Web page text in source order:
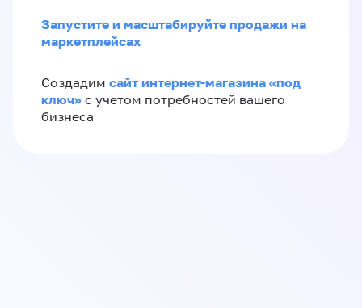
Запустите и масштабируйте продажи на
маркетплейсах
Создадим сайт интернет-магазина «под
ключ» с учетом потребностей вашего
бизнеса